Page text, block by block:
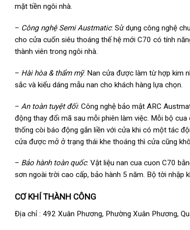
mặt tiền ngôi nhà.
– Công nghệ Semi Austmatic: Sử dụng công nghệ
cho cửa cuốn siêu thoáng thế hệ mới C70 có tính
thành viên trong ngôi nhà.
– Hài hòa & thẩm mỹ: Nan cửa được làm từ hợp kim
sắc và kiểu dáng mẫu nan cho khách hàng lựa chọn.
– An toàn tuyệt đối: Công nghệ bảo mật ARC
động thay đổi mã sau mỗi phiên làm việc. Mỗi bộ
thống còi báo động gắn liền với cửa khi có một tác
cửa được mở ở trạng thái khe thoáng thì cửa cũng
– Bảo hành toàn quốc: Vật liệu nan cua cuon C70
sơn ngoài trời cao cấp, bảo hành 5 năm. Bộ tời nhập
CƠ KHÍ THÀNH CÔNG
Địa chỉ : 492 Xuân Phương, Phường Xuân Phương,